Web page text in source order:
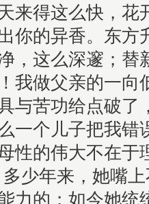
来得这么快，花
你的异香。东方
，这么深邃；替
我做父亲的一向
与苦功给点破了
一个儿子把我错
性的伟大不在于
少年来，她嘴
力的；如今她统